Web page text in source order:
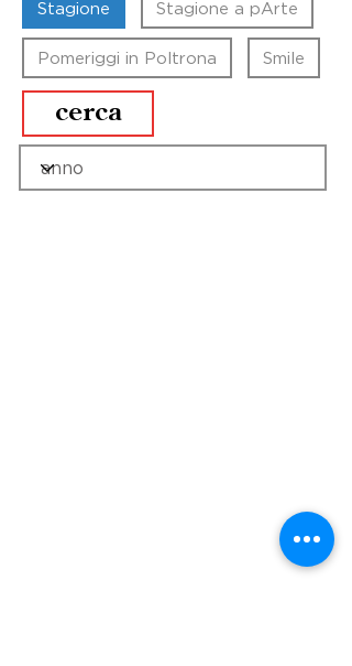
Stagione Stagione a pArte
Pomeriggi in Poltrona Smile
cerca